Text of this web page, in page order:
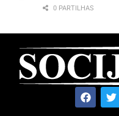
0 PARTILHAS